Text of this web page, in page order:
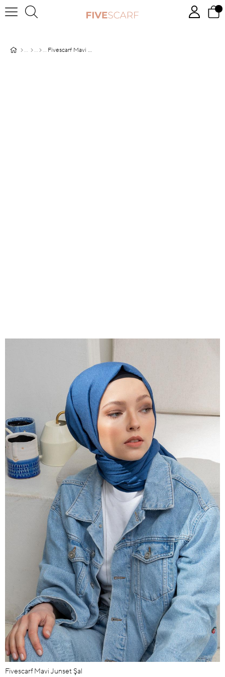
Fivescarf Mavi Junset Şal
Fivescarf Mavi Junset Şal